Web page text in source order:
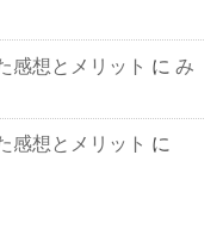
感想とメリット に み
感想とメリット に